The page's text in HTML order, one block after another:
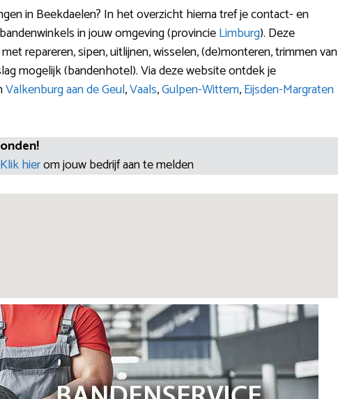
in Beekdaelen? In het overzicht hierna tref je contact- en
in jouw omgeving (provincieLimburg). Deze
repareren, sipen, uitlijnen, wisselen, (de)monteren, trimmen van
mogelijk (bandenhotel). Via deze website ontdek je
Valkenburg aan de Geul,Vaals,Gulpen-Wittem,Eijsden-Margraten
Klik hierom jouw bedrijf aan te melden